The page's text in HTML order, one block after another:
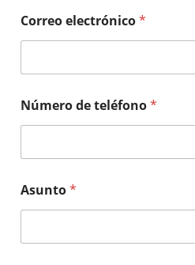
Correo electrónico*
Número de teléfono*
Asunto*